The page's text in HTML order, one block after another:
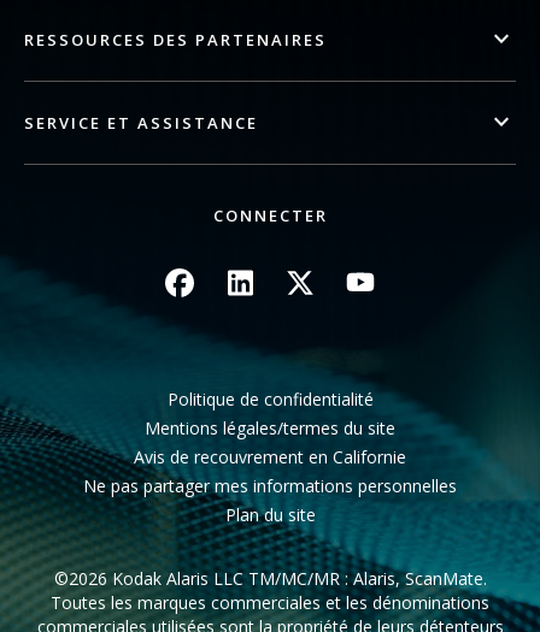
RESSOURCES DES PARTENAIRES
SERVICE ET ASSISTANCE
CONNECTER
Image Image Image Image
Politique de confidentialité
Mentions légales/termes du site
Avis de recouvrement en Californie
Ne pas partager mes informations personnelles
Plan du site
©2026 Kodak Alaris LLC TM/MC/MR : Alaris, ScanMate.
Toutes les marques commerciales et les dénominations
commerciales utilisées sont la propriété de leurs détenteurs